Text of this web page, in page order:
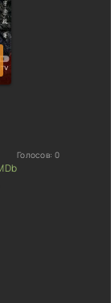
Голосов: 0